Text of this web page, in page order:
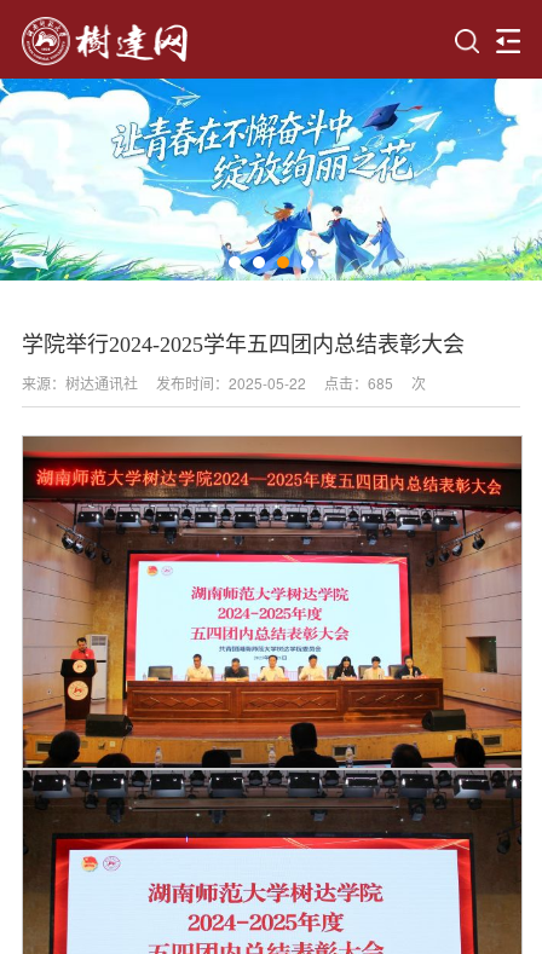
学院举行2024-2025学年五四团内总结表彰大会
来源：树达通讯社 发布时间：2025-05-22 点击： 685 次